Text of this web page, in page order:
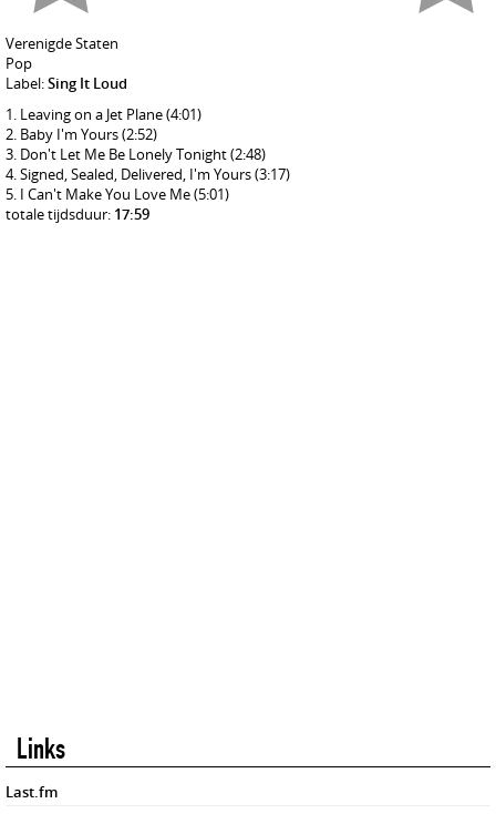
Verenigde Staten
Pop
Label:Sing It Loud
Leaving on a Jet Plane(4:01)
Baby I'm Yours(2:52)
Don't Let Me Be Lonely Tonight(2:48)
Signed, Sealed, Delivered, I'm Yours(3:17)
I Can't Make You Love Me(5:01)
totale tijdsduur: 17:59
Links
Last.fm